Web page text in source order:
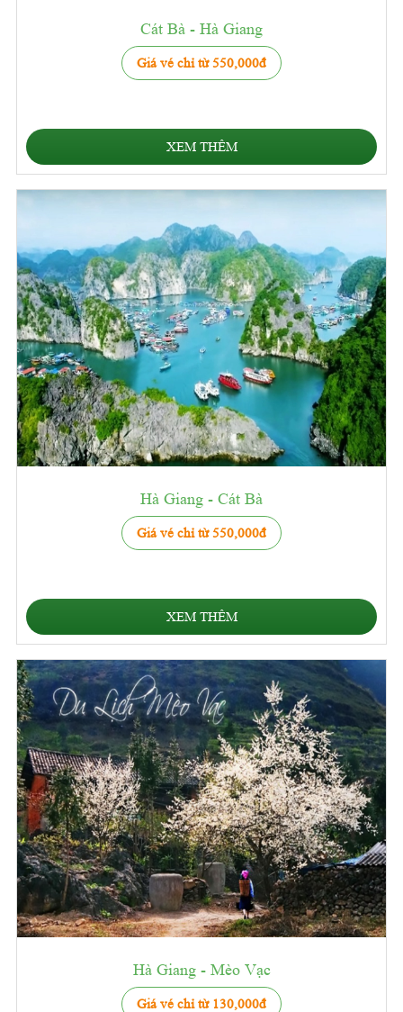
Cát Bà - Hà Giang
Giá vé chỉ từ 550,000đ
XEM THÊM
Hà Giang - Cát Bà
Giá vé chỉ từ 550,000đ
XEM THÊM
Hà Giang - Mèo Vạc
Giá vé chỉ từ 130,000đ